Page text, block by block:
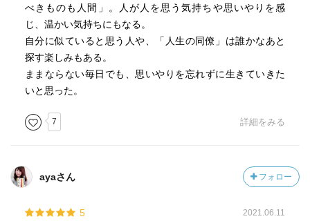
べきものも人間」。人が人を思う気持ちや思いやりを感
じ、温かい気持ちにもなる。
自分に似ていると思う人や、「人生の同僚」は誰かなあと
探す楽しみもある。
ままならない毎日でも、思いやりを忘れずに生きていきた
いと思った。
7 詳細をみる
ayaさん フォロー
5 2021.06.11